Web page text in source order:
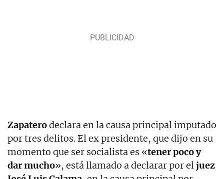
Zapaterodeclara en la causa principal imputado
por tres delitos. El ex presidente, que dijo en su
momento que ser socialista es «tener poco y
dar mucho», está llamado a declarar por eljuez